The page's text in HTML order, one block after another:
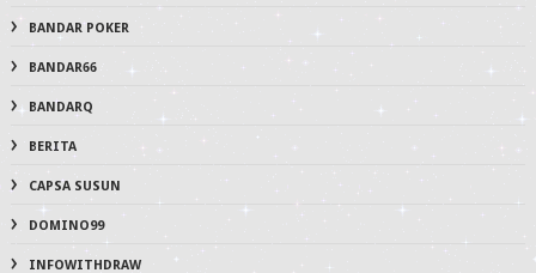
BANDAR POKER
BANDAR66
BANDARQ
BERITA
CAPSA SUSUN
DOMINO99
INFOWITHDRAW